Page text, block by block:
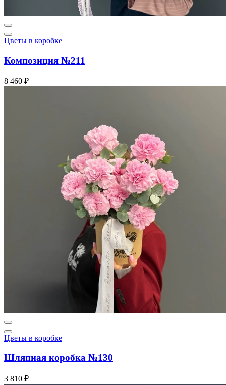
Цветы в коробке
Композиция №211
8 460 ₽
Цветы в коробке
Шляпная коробка №130
3 810 ₽